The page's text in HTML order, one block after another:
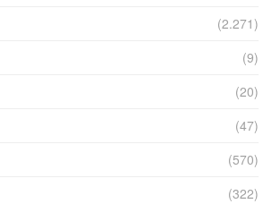
(2.271)
(9)
(20)
(47)
(570)
(322)